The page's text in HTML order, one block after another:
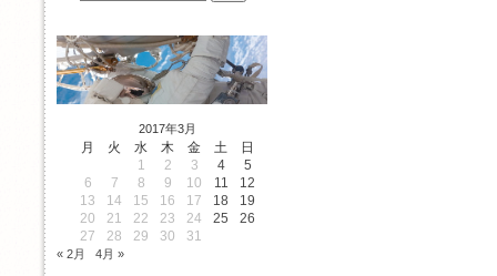
2017年3月
月 火 水 木 金 土
日
1
2 3 4
5
6
7 8 9 10 11
12
13
14 15 16 17 18
19
20
21 22 23 24 25
26
27
28 29 30 31
« 2月 4月 »